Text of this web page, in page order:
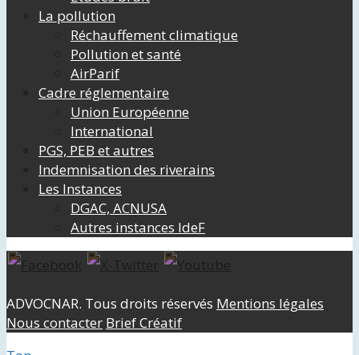
La pollution
Réchauffement climatique
Pollution et santé
AirParif
Cadre réglementaire
Union Européenne
International
PGS, PEB et autres
Indemnisation des riverains
Les Instances
DGAC, ACNUSA
Autres instances IdeF
ADVOCNAR. Tous droits réservés Mentions légales
Nous contacter Brief Créatif